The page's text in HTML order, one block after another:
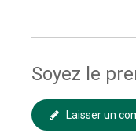
Soyez le
Laisser un